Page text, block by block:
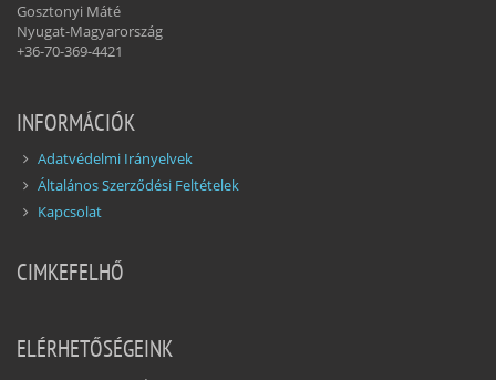
Gosztonyi Máté
Nyugat-Magyarország
+36-70-369-4421
INFORMÁCIÓK
Adatvédelmi Irányelvek
Általános Szerződési Feltételek
Kapcsolat
CIMKEFELHŐ
ELÉRHETŐSÉGEINK